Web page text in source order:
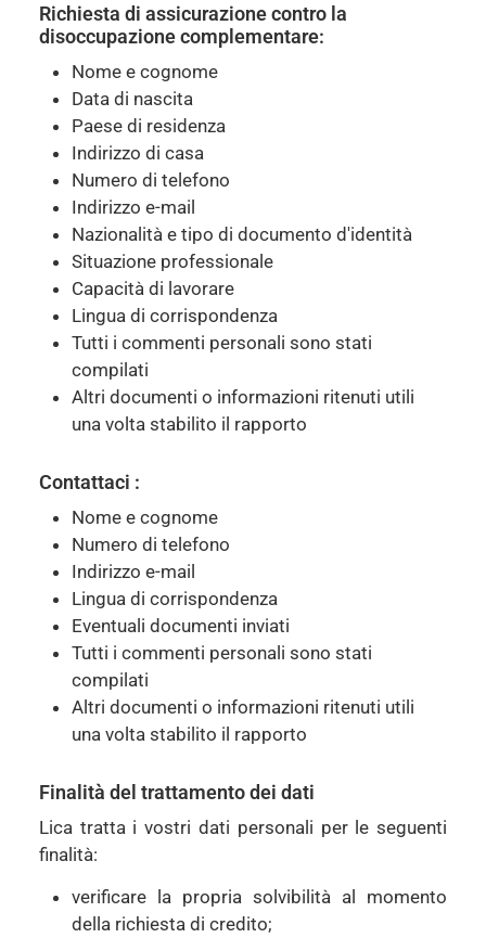
Richiesta di assicurazione contro la
disoccupazione complementare:
Nome e cognome
Data di nascita
Paese di residenza
Indirizzo di casa
Numero di telefono
Indirizzo e-mail
Nazionalità e tipo di documento d'identità
Situazione professionale
Capacità di lavorare
Lingua di corrispondenza
Tutti i commenti personali sono stati
compilati
Altri documenti o informazioni ritenuti utili
una volta stabilito il rapporto
Contattaci :
Nome e cognome
Numero di telefono
Indirizzo e-mail
Lingua di corrispondenza
Eventuali documenti inviati
Tutti i commenti personali sono stati
compilati
Altri documenti o informazioni ritenuti utili
una volta stabilito il rapporto
Finalità del trattamento dei dati
Lica tratta i vostri dati personali per le seguenti
finalità:
verificare la propria solvibilità al momento
della richiesta di credito;